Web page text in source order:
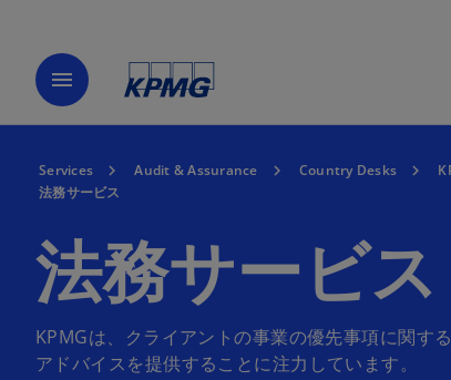
menu
Services Audit & Assurance Country Desks
法務サービス
法務サービス
KPMGは、クライアントの事業の優先事項に関す
アドバイスを提供することに注力しています。